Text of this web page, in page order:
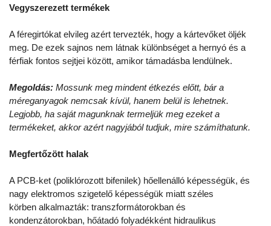
Vegyszerezett termékek
A féregirtókat elvileg azért tervezték, hogy a kártevőket öljék
meg. De ezek sajnos nem látnak különbséget a hernyó és a
férfiak fontos sejtjei között, amikor támadásba lendülnek.
Megoldás: Mossunk meg mindent étkezés előtt, bár a
méreganyagok nemcsak kívül, hanem belül is lehetnek.
Legjobb, ha saját magunknak termeljük meg ezeket a
termékeket, akkor azért nagyjából tudjuk, mire számíthatunk.
Megfertőzött halak
A PCB-ket (poliklórozott bifenilek) hőellenálló képességük, és
nagy elektromos szigetelő képességük miatt széles
körben alkalmazták: transzformátorokban és
kondenzátorokban, hőátadó folyadékként hidraulikus